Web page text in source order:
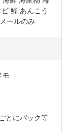
鯵 あんこう
ールのみ
モ
とにパック等